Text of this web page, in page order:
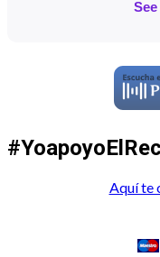
Aquí te